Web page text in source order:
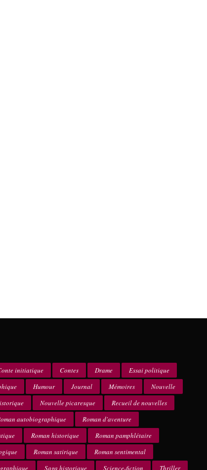
initiatique Contes Drame
Essai politique
Humour Journal Mémoires
Nouvelle
Nouvelle picaresque
Recueil de nouvelles
autobiographique
Roman d'aventure
Roman historique
Roman pamphlétaire
Roman satirique
Roman sentimental
Saga historique Science-fiction Thriller